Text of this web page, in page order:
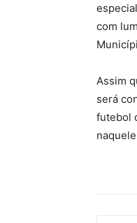
com
Assim
será
futebol